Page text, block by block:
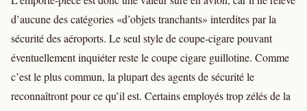
d’aucune des catégories «d’objets tranchants» interdites par la
sécurité des aéroports. Le seul style de coupe-cigare pouvant
éventuellement inquiéter reste le coupe cigare guillotine. Comme
c’est le plus commun, la plupart des agents de sécurité le
reconnaîtront pour ce qu’il est. Certains employés trop zélés de la